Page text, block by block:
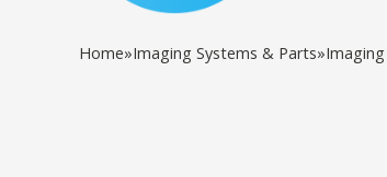
Home»Imaging Systems & Parts»